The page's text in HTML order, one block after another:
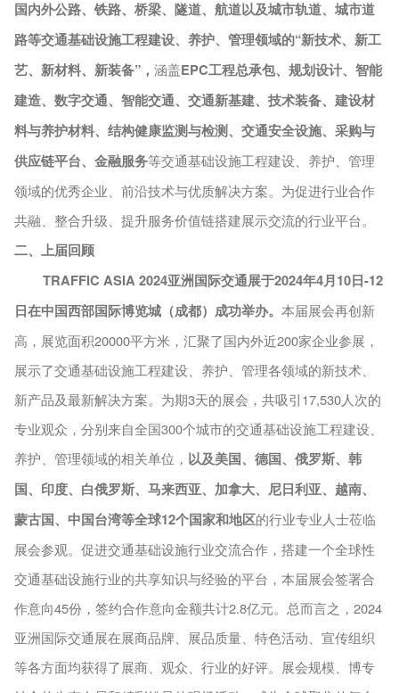
国内外公路、铁路、桥梁、隧道、航道以及城市轨道、城市道
路等交通基础设施工程建设、养护、管理领域的“新技术、新工
艺、新材料、新装备”， 涵盖EPC工程总承包、规划设计、智能
建造、数字交通、智能交通、交通新基建、技术装备、建设材
料与养护材料、结构健康监测与检测、交通安全设施、采购与
供应链平台、金融服务等交通基础设施工程建设、养护、管理
领域的优秀企业、前沿技术与优质解决方案。为促进行业合作
共融、整合升级、提升服务价值链搭建展示交流的行业平台。
二、上届回顾
TRAFFIC ASIA 2024亚洲国际交通展于2024年4月10日-12
日在中国西部国际博览城（成都）成功举办。 本届展会再创新
高，展览面积20000平方米，汇聚了国内外近200家企业参展，
展示了交通基础设施工程建设、养护、管理各领域的新技术、
新产品及最新解决方案。为期3天的展会，共吸引17,530人次的
专业观众，分别来自全国300个城市的交通基础设施工程建设、
养护、管理领域的相关单位， 以及美国、德国、俄罗斯、韩
国、印度、白俄罗斯、马来西亚、加拿大、尼日利亚、越南、
蒙古国、中国台湾等全球12个国家和地区的行业专业人士莅临
展会参观。促进交通基础设施行业交流合作，搭建一个全球性
交通基础设施行业的共享知识与经验的平台，本届展会签署合
作意向45份，签约合作意向金额共计2.8亿元。总而言之，2024
亚洲国际交通展在展商品牌、展品质量、特色活动、宣传组织
等各方面均获得了展商、观众、行业的好评。展会规模、博专